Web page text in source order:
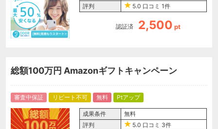
評判
5.0 口コミ 1件
認証済 2,500 pt
総額100万円 Amazonギフトキャンペーン
審査中保証 リピート不可 無料 Ptアップ
成果条件
無料
評判
5.0 口コミ 3件